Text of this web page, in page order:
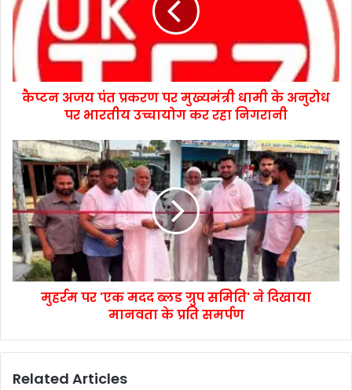
कैप्टन अजय पंत प्रकरण पर मुख्यमंत्री धामी के अनुरोध
पर भारतीय उच्चायोग कर रहा निगरानी
मुहर्रम पर 'एक मदद ब्लड ग्रुप समिति' ने दिखाया
मानवता के प्रति समर्पण
Related Articles